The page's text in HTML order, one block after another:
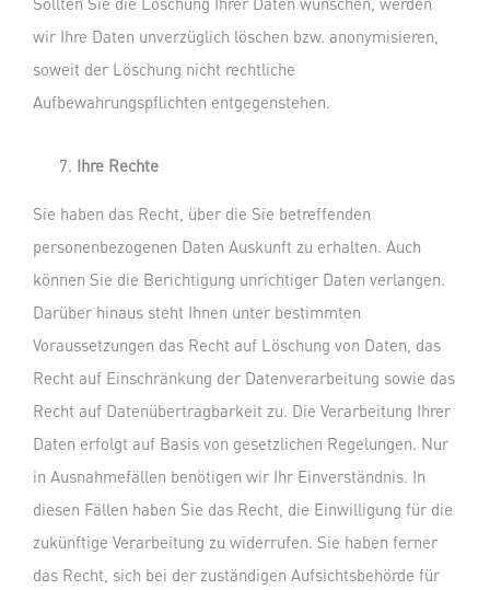
wir Ihre Daten unverzüglich löschen bzw. anonymisieren,
soweit der Löschung nicht rechtliche
Aufbewahrungspflichten entgegenstehen.
Ihre Rechte
Sie haben das Recht, über die Sie betreffenden
personenbezogenen Daten Auskunft zu erhalten. Auch
können Sie die Berichtigung unrichtiger Daten verlangen.
Darüber hinaus steht Ihnen unter bestimmten
Voraussetzungen das Recht auf Löschung von Daten, das
Recht auf Einschränkung der Datenverarbeitung sowie das
Recht auf Datenübertragbarkeit zu. Die Verarbeitung Ihrer
Daten erfolgt auf Basis von gesetzlichen Regelungen. Nur
in Ausnahmefällen benötigen wir Ihr Einverständnis. In
diesen Fällen haben Sie das Recht, die Einwilligung für die
zukünftige Verarbeitung zu widerrufen. Sie haben ferner
das Recht, sich bei der zuständigen Aufsichtsbehörde für